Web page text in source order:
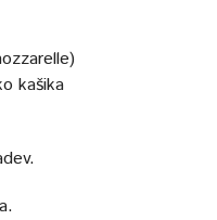
kašika